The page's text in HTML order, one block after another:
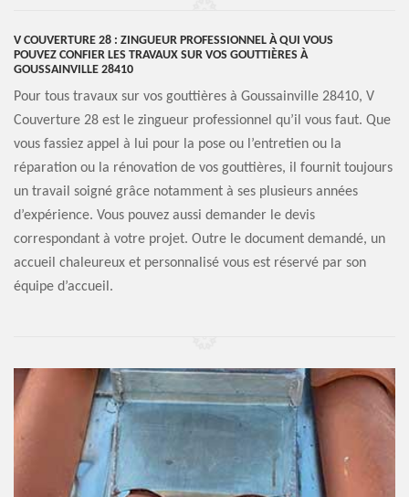
V COUVERTURE 28 : ZINGUEUR PROFESSIONNEL À QUI VOUS
POUVEZ CONFIER LES TRAVAUX SUR VOS GOUTTIÈRES À
GOUSSAINVILLE 28410
Pour tous travaux sur vos gouttières à Goussainville 28410, V
Couverture 28 est le zingueur professionnel qu’il vous faut. Que
vous fassiez appel à lui pour la pose ou l’entretien ou la
réparation ou la rénovation de vos gouttières, il fournit toujours
un travail soigné grâce notamment à ses plusieurs années
d’expérience. Vous pouvez aussi demander le devis
correspondant à votre projet. Outre le document demandé, un
accueil chaleureux et personnalisé vous est réservé par son
équipe d’accueil.